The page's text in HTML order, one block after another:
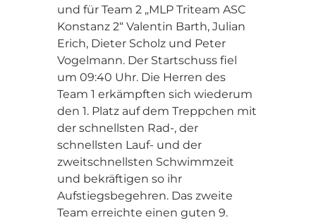
und für Team 2 „MLP Triteam ASC
Konstanz 2“ Valentin Barth, Julian
Erich, Dieter Scholz und Peter
Vogelmann. Der Startschuss fiel
um 09:40 Uhr. Die Herren des
Team 1 erkämpften sich wiederum
den 1. Platz auf dem Treppchen mit
der schnellsten Rad-, der
schnellsten Lauf- und der
zweitschnellsten Schwimmzeit
und bekräftigen so ihr
Aufstiegsbegehren. Das zweite
Team erreichte einen guten 9.